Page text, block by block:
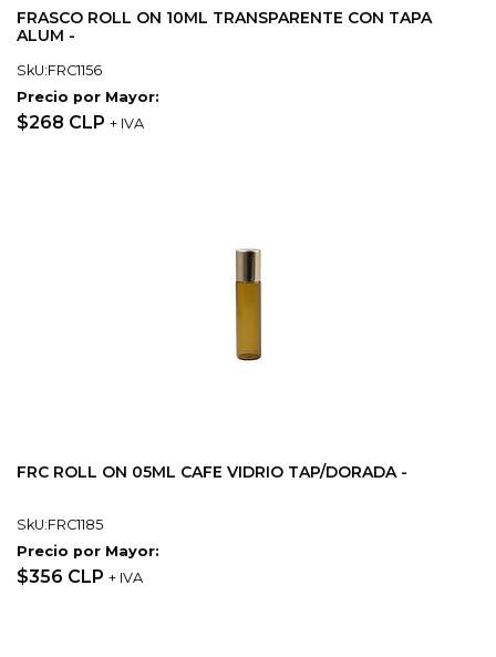
FRASCO ROLL ON 10ML TRANSPARENTE CON TAPA
ALUM -
SkU:FRC1156
Precio por Mayor:
$268 CLP + IVA
FRC ROLL ON 05ML CAFE VIDRIO TAP/DORADA -
SkU:FRC1185
Precio por Mayor:
$356 CLP + IVA